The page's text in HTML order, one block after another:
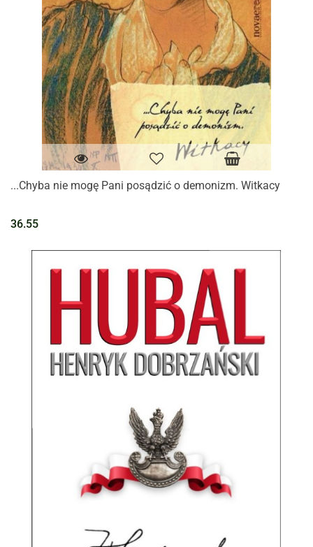
...Chyba nie mogę Pani posądzić o demonizm. Witkacy
36.55